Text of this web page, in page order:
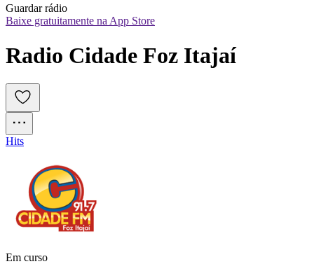
Guardar rádio
Baixe gratuitamente na App Store
Radio Cidade Foz Itajaí
Hits
Em curso